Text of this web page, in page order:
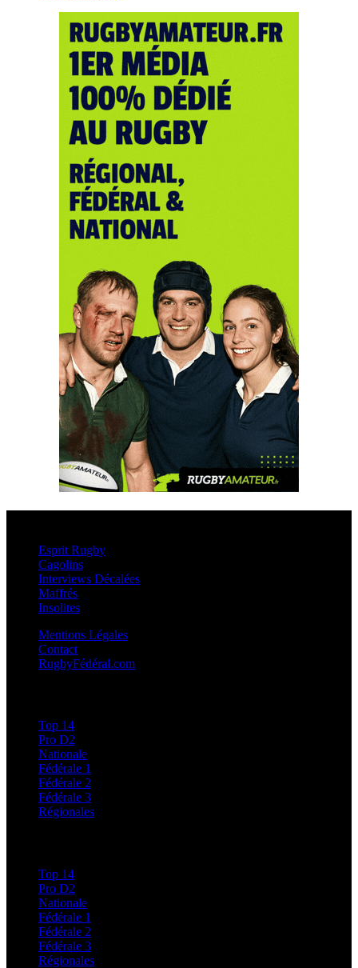
Esprit Rugby
Cagolins
Interviews Décalées
Maffrés
Insolites
Mentions Légales
Contact
RugbyFédéral.com
Top 14
Pro D2
Nationale
Fédérale 1
Fédérale 2
Fédérale 3
Régionales
Top 14
Pro D2
Nationale
Fédérale 1
Fédérale 2
Fédérale 3
Régionales